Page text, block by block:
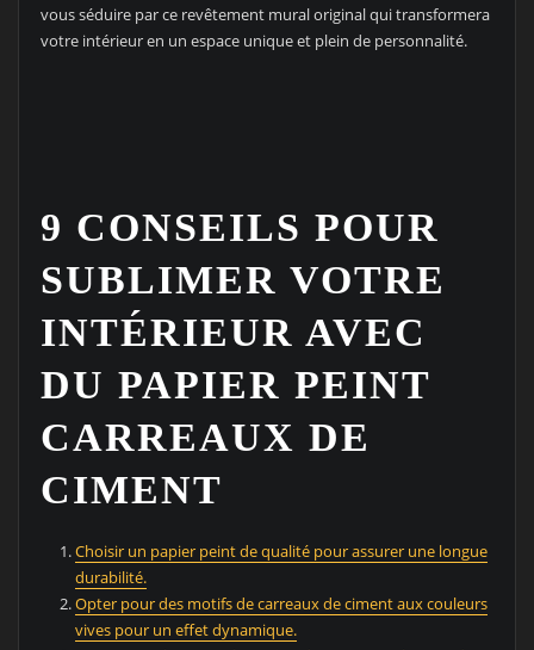
vous séduire par ce revêtement mural original qui transformera
votre intérieur en un espace unique et plein de personnalité.
9 CONSEILS POUR
SUBLIMER VOTRE
INTÉRIEUR AVEC
DU PAPIER PEINT
CARREAUX DE
CIMENT
Choisir un papier peint de qualité pour assurer une longue
durabilité.
Opter pour des motifs de carreaux de ciment aux couleurs
vives pour un effet dynamique.